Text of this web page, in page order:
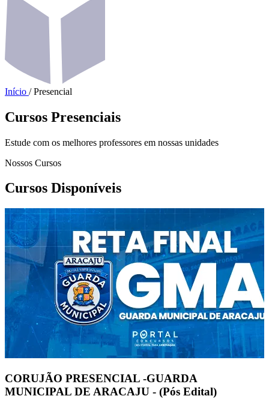
Início / Presencial
Cursos Presenciais
Estude com os melhores professores em nossas unidades
Nossos Cursos
Cursos Disponíveis
CORUJÃO PRESENCIAL -GUARDA
MUNICIPAL DE ARACAJU - (Pós Edital)